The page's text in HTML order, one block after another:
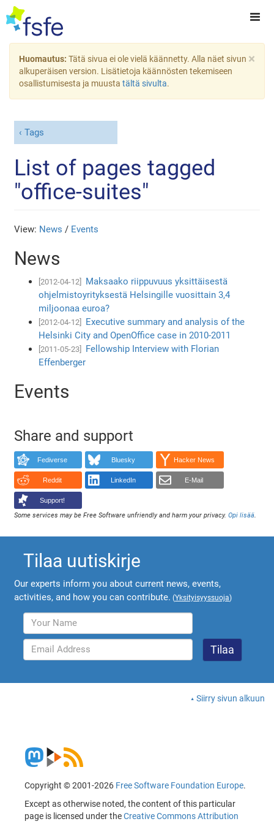
×
Huomautus: Tätä sivua ei ole vielä käännetty. Alla näet sivun
alkuperäisen version. Lisätietoja käännösten tekemiseen
osallistumisesta ja muusta tältä sivulta.
Tags
List of pages tagged
"office-suites"
View: News / Events
News
[2012-04-12]
Maksaako riippuvuus yksittäisestä
ohjelmistoyrityksestä Helsingille vuosittain 3,4
miljoonaa euroa?
[2012-04-12]
Executive summary and analysis of the
Helsinki City and OpenOffice case in 2010-2011
[2011-05-23]
Fellowship Interview with Florian
Effenberger
Events
Share and support
Fediverse Bluesky Hacker News
Reddit LinkedIn E-Mail
Support!
Some services may be Free Software unfriendly and harm your privacy.Opi lisää.
Tilaa uutiskirje
Our experts inform you about current news, events,
activities, and how you can contribute. (Yksityisyyssuoja)
Siirry sivun alkuun
Copyright © 2001-2026 Free Software Foundation Europe.
Except as otherwise noted, the content of this particular
page is licensed under theCreative Commons Attribution